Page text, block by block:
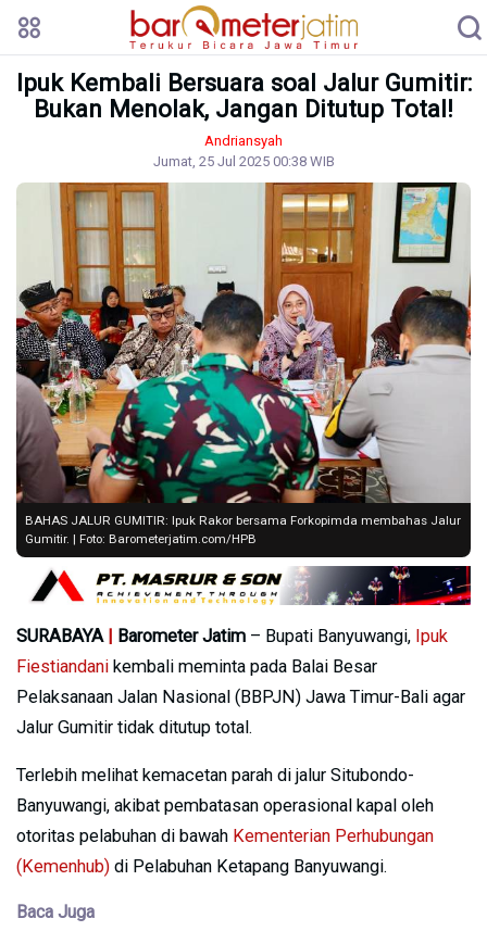
Ipuk Kembali Bersuara soal Jalur Gumitir:
Bukan Menolak, Jangan Ditutup Total!
Andriansyah
Jumat, 25 Jul 2025 00:38 WIB
BAHAS JALUR GUMITIR: Ipuk Rakor bersama Forkopimda membahas Jalur
Gumitir. | Foto: Barometerjatim.com/HPB
SURABAYA | Barometer Jatim – Bupati Banyuwangi, Ipuk
Fiestiandani kembali meminta pada Balai Besar
Pelaksanaan Jalan Nasional (BBPJN) Jawa Timur-Bali agar
Jalur Gumitir tidak ditutup total.
Terlebih melihat kemacetan parah di jalur Situbondo-
Banyuwangi, akibat pembatasan operasional kapal oleh
otoritas pelabuhan di bawah Kementerian Perhubungan
(Kemenhub) di Pelabuhan Ketapang Banyuwangi.
Baca Juga